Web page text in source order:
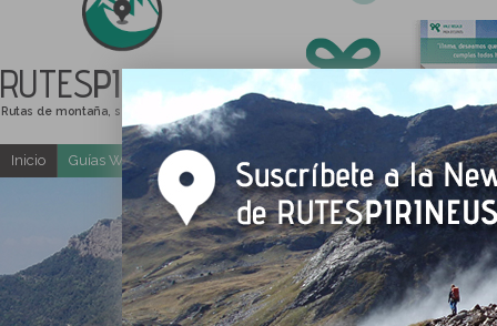
RUTESPIRINEUS
Rutas de montaña, senderismo y excursiones
Inicio Guías Web y PDF gratuitas Excursiones y actividades